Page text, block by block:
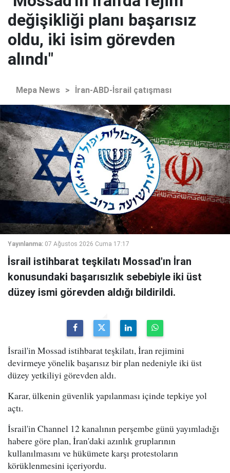
değişikliği planı başarısız
oldu, iki isim görevden
alındı"
Mepa News > İran-ABD-İsrail çatışması
Yayınlanma: 07 Ağustos 2026 Cuma 17:17
İsrail istihbarat teşkilatı Mossad'ın İran
konusundaki başarısızlık sebebiyle iki üst
düzey ismi görevden aldığı bildirildi.
İsrail'in Mossad istihbarat teşkilatı, İran rejimini
devirmeye yönelik başarısız bir plan nedeniyle iki üst
düzey yetkiliyi görevden aldı.
Karar, ülkenin güvenlik yapılanması içinde tepkiye yol
açtı.
İsrail'in Channel 12 kanalının perşembe günü yayımladığı
habere göre plan, İran'daki azınlık gruplarının
kullanılmasını ve hükümete karşı protestoların
körüklenmesini içeriyordu.